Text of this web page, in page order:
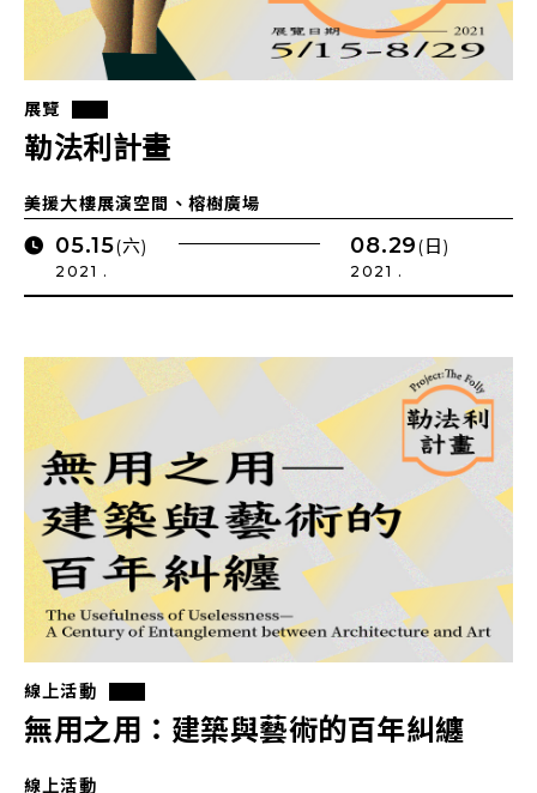
展覽
勒法利計畫
美援大樓展演空間、榕樹廣場
05.15(六)
2021 .
08.29(日)
2021 .
線上活動
無用之用：建築與藝術的百年糾纏
線上活動